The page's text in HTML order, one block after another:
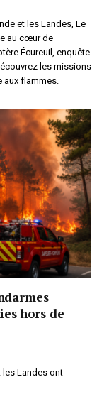
et les Landes, Le
au cœur de
Écureuil, enquête
les missions
aux flammes.
hors de
les Landes ont